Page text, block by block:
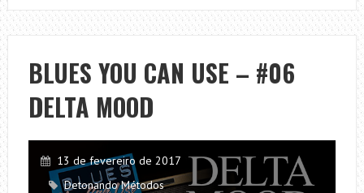
–
AS
5
DESTRUIÇÕES
DA
MÚSICA!
BLUES YOU CAN USE – #06
DELTA MOOD
13 de fevereiro de 2017
Detonando Métodos